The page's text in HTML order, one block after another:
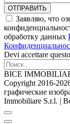
ОТПРАВИТЬ
Заявляю, что
обработку данных
Devi accettare
BICE
Copyright 2016-
графические
Immobiliare S.r.l. |